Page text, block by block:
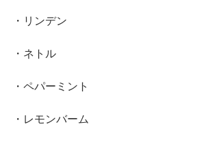
・リンデン
・ネトル
・ペパーミント
・レモンバーム